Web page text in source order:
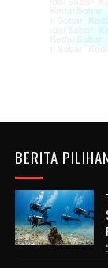
BERITA